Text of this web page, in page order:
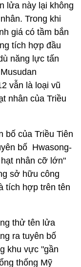
lửa này lại không
Trong khi
giá có tầm bắn
tích hợp đầu
năng lực tấn
vẫn là loại vũ
nhân của Triều
bố của Triều Tiên
bố Hwasong-
nhân cỡ lớn"
sở hữu công
tích hợp trên tên
thử tên lửa
ra tuyên bố
khu vực "gần
thống Mỹ